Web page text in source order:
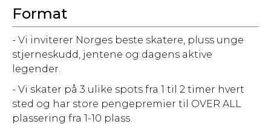
Format
- Vi inviterer Norges beste skatere, pluss unge
stjerneskudd, jentene og dagens aktive
legender.
- Vi skater på 3 ulike spots fra 1 til 2 timer hvert
sted og har store pengepremier til OVER ALL
plassering fra 1-10 plass.